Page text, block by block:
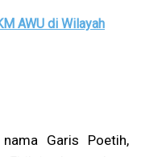
AWU di Wilayah
Garis Poetih,